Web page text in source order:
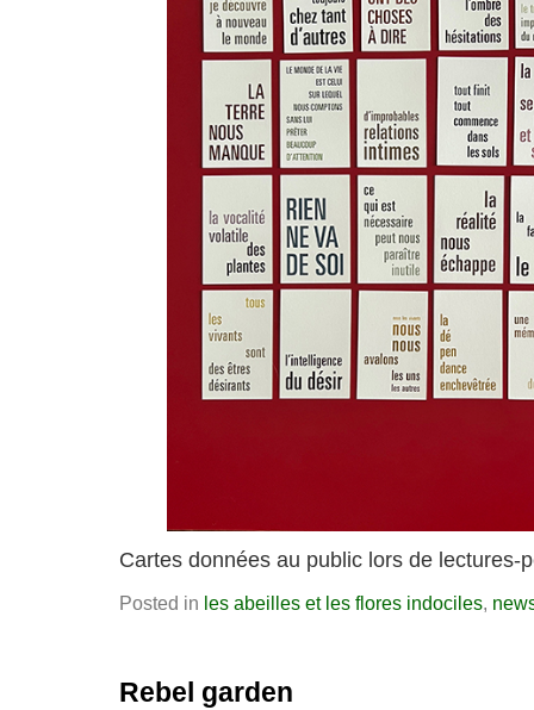
Cartes données au public lors de lectures-
Posted in les abeilles et les flores indociles,
Rebel garden